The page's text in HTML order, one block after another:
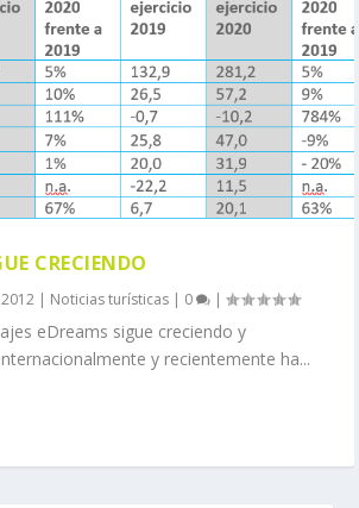
CRECIENDO
| Noticias turísticas | 0 |
eDreams sigue creciendo y
y recientemente ha...